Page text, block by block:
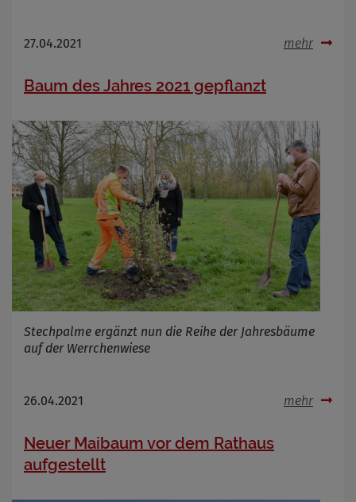
27.04.2021 mehr
Baum des Jahres 2021 gepflanzt
Stechpalme ergänzt nun die Reihe der Jahresbäume
auf der Werrchenwiese
26.04.2021 mehr
Neuer Maibaum vor dem Rathaus
aufgestellt